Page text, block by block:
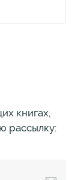
книгах,
рассылку: